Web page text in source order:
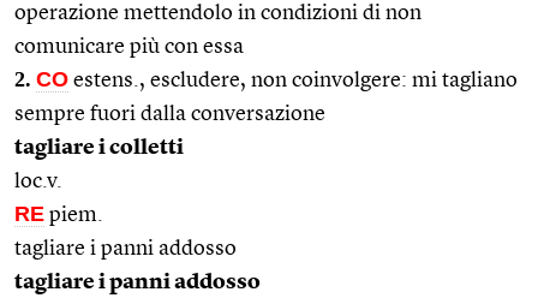
operazione mettendolo in condizioni di non
comunicare più con essa
2. CO estens., escludere, non coinvolgere: mi tagliano
sempre fuori dalla conversazione
tagliare i colletti
loc.v.
RE piem.
tagliare i panni addosso
tagliare i panni addosso